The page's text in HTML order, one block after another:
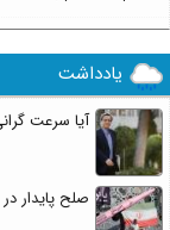
یادداشت
آیا سرعت
صلح پایدار